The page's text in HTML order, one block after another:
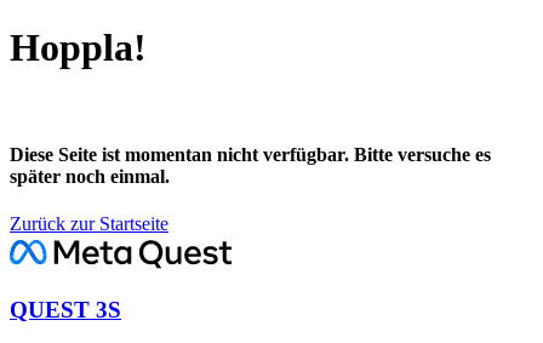
Hoppla!
Diese Seite ist momentan nicht verfügbar. Bitte versuche es
später noch einmal.
Zurück zur Startseite
QUEST 3S